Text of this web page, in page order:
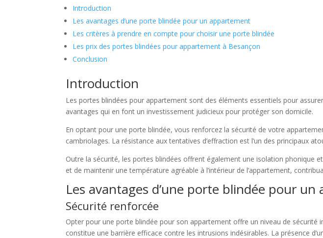
Introduction
Les avantages d’une porte blindée pour un appartement
Les critères à prendre en compte pour choisir une porte blindée
Les prix des portes blindées pour appartement à Besançon
Conclusion
Introduction
Les portes blindées pour appartement sont des éléments essentiels pour
avantages qui en font un investissement judicieux pour protéger son domicile.
En optant pour une porte blindée, vous renforcez la sécurité de votre
cambriolages. La résistance aux tentatives d’effraction est l’un des principaux
Outre la sécurité, les portes blindées offrent également une isolation phonique
et de maintenir une température agréable à l’intérieur de l’appartement,
Les avantages d’une porte blindée pour
Sécurité renforcée
Opter pour une porte blindée pour son appartement offre un niveau de sécurité
constitue une barrière efficace contre les intrusions indésirables. La présence